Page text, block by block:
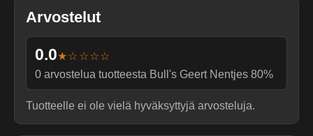
Arvostelut
0.0★☆☆☆☆
0 arvostelua tuotteesta Bull's Geert Nentjes 80%
Tuotteelle ei ole vielä hyväksyttyjä arvosteluja.